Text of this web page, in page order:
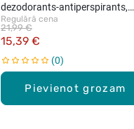
Pievienot grozam
dezodorants-antiperspirants,
50ml
Regulārā cena
15,39 €
21,99 €
0